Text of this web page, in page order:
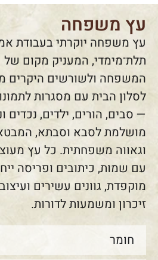
עץ משפחה
עץ משפחה יוקרתי בעבודת
תלת־מימדי, המעניק מקום של
המשפחה ולשורשים היקרים
לסלון הבית עם מסגרות
— סבים, הורים, ילדים, נכדים
מושלמת לסבא וסבתא,
וגאווה משפחתית. כל עץ
עם שמות, כיתובים ופריסה
מוקפדת, גוונים עשירים
זיכרון ומשמעות לדורות.
חומר